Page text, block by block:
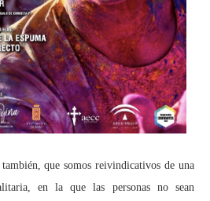
que somos reivindicativos de una
en la que las personas no sean